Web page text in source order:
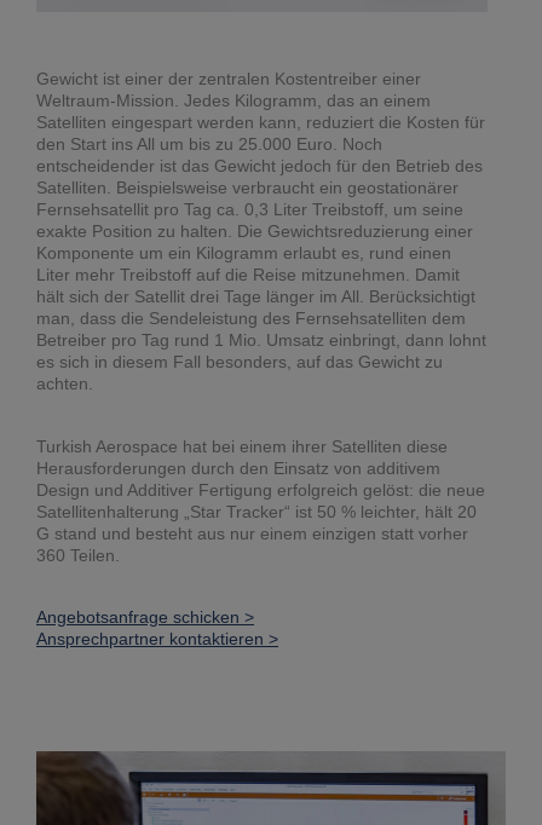
Gewicht ist einer der zentralen Kostentreiber einer
Weltraum-Mission. Jedes Kilogramm, das an einem
Satelliten eingespart werden kann, reduziert die Kosten für
den Start ins All um bis zu 25.000 Euro. Noch
entscheidender ist das Gewicht jedoch für den Betrieb des
Satelliten. Beispielsweise verbraucht ein geostationärer
Fernsehsatellit pro Tag ca. 0,3 Liter Treibstoff, um seine
exakte Position zu halten. Die Gewichtsreduzierung einer
Komponente um ein Kilogramm erlaubt es, rund einen
Liter mehr Treibstoff auf die Reise mitzunehmen. Damit
hält sich der Satellit drei Tage länger im All. Berücksichtigt
man, dass die Sendeleistung des Fernsehsatelliten dem
Betreiber pro Tag rund 1 Mio. Umsatz einbringt, dann lohnt
es sich in diesem Fall besonders, auf das Gewicht zu
achten.
Turkish Aerospace hat bei einem ihrer Satelliten diese
Herausforderungen durch den Einsatz von additivem
Design und Additiver Fertigung erfolgreich gelöst: die neue
Satellitenhalterung „Star Tracker“ ist 50 % leichter, hält 20
G stand und besteht aus nur einem einzigen statt vorher
360 Teilen.
Angebotsanfrage schicken >
Ansprechpartner kontaktieren >